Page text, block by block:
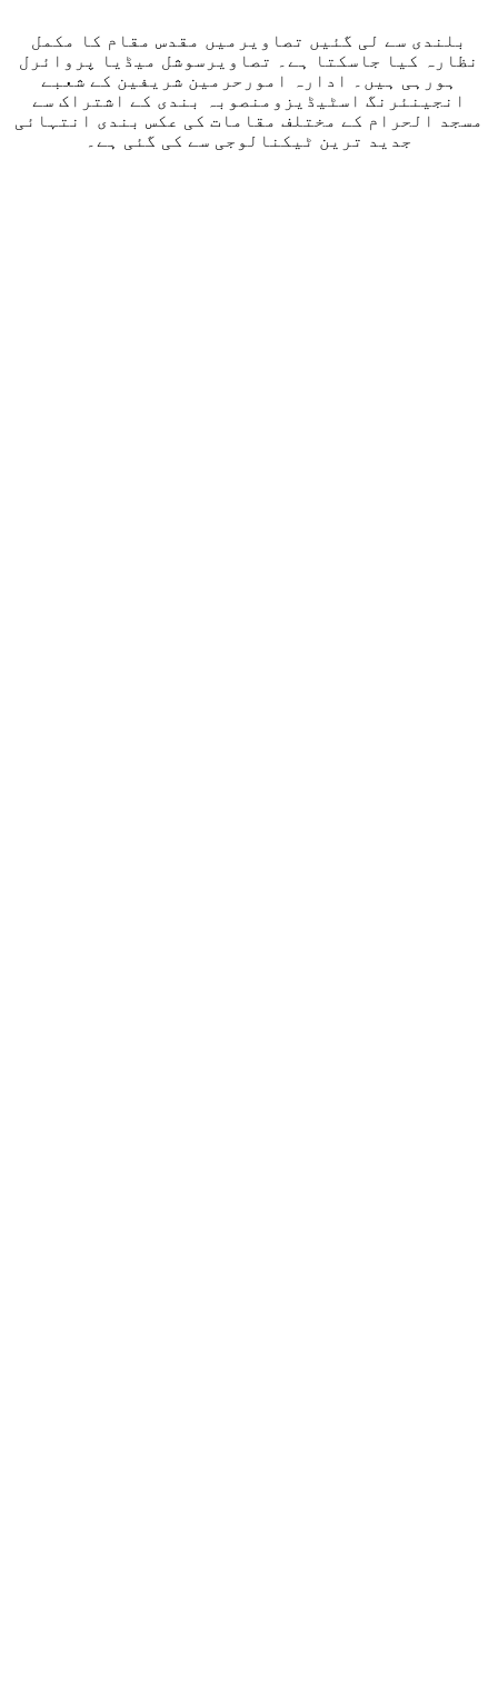
بلندی سے لی گئیں تصاویرمیں مقدس مقام کا مکمل
نظارہ کیا جاسکتا ہے۔ تصاویرسوشل میڈیا پروائرل
ہورہی ہیں۔ ادارہ امورحرمین شریفین کے شعبے
انجینئرنگ اسٹیڈیزومنصوبہ بندی کے اشتراک سے
مسجد الحرام کے مختلف مقامات کی عکس بندی انتہائی
جدید ترین ٹیکنالوجی سے کی گئی ہے۔